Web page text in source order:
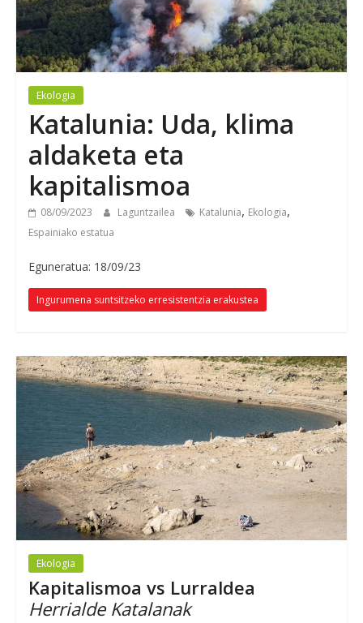
Ekologia
Katalunia: Uda, klima
aldaketa eta
kapitalismoa
08/09/2023 Laguntzailea Katalunia, Ekologia,
Espainiako estatua
Eguneratua: 18/09/23
Ingurumena suntsitzeko erresistentzia erakustea
Ekologia
Kapitalismoa vs Lurraldea
Herrialde Katalanak